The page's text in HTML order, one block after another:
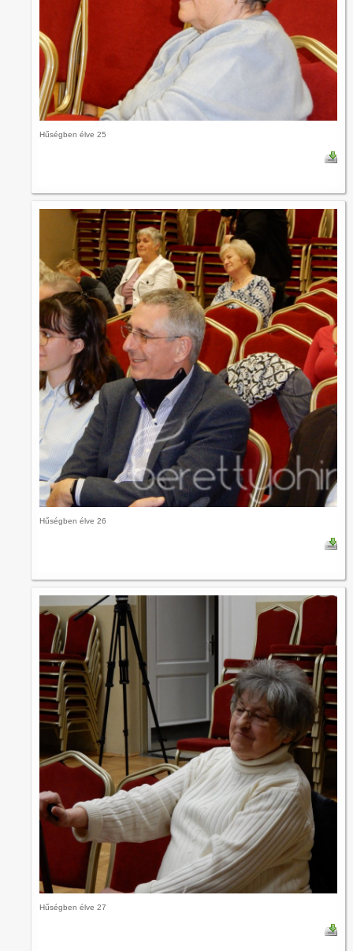
Hűségben élve 25
Hűségben élve 26
Hűségben élve 27